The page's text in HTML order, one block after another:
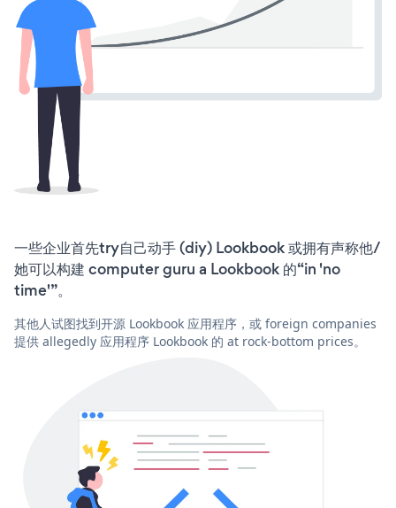
一些企业首先try自己动手 (diy) Lookbook 或拥有声称他/
她可以构建 computer guru a Lookbook 的“in 'no
time'”。
其他人试图找到开源 Lookbook 应用程序，或 foreign companies
提供 allegedly 应用程序 Lookbook 的 at rock-bottom prices。